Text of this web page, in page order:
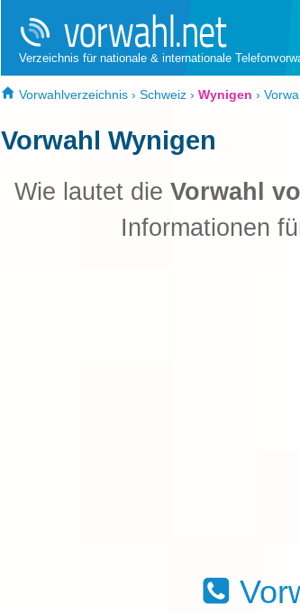
Verzeichnis für nationale & internationale
Vorwahlverzeichnis › Schweiz › Wynigen ›
Vorwahl Wynigen
Wie lautet die Vorwahl
Informationen